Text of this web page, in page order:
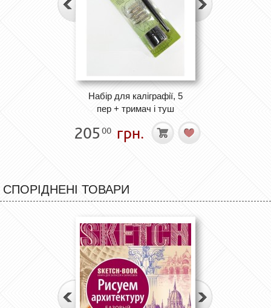
Набір для каліграфії, 5
пер + тримач і туш
20500 грн.
СПОРІДНЕНІ ТОВАРИ